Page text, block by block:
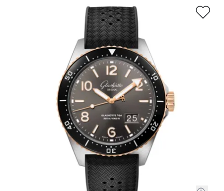
ROLEX CERTIFIED PRE-OWNED